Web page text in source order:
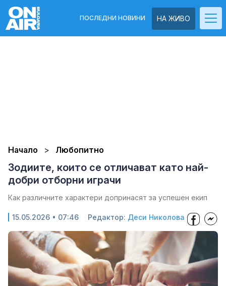
НА ЖИВО
ПОСЛЕДНИ НОВИНИ
Начало Любопитно
Зодиите, които се отличават като най-
добри отборни играчи
Как различните характери допринасят за успешен екип
15.05.2026 • 07:46 Редактор: Деси Николова